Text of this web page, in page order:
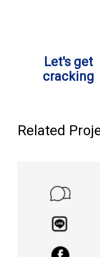
Let's get
cracking
Related